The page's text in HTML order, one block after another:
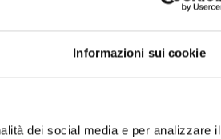
Informazioni sui cookie
dei social media e per analizzare il